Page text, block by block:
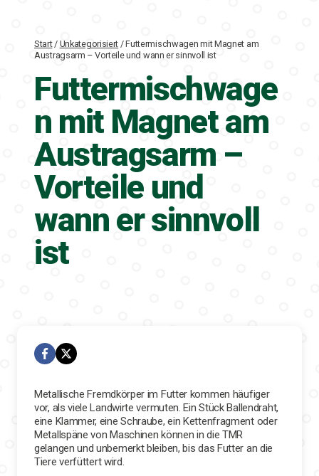
Start / Unkategorisiert /Futtermischwagen mit Magnet am
Austragsarm – Vorteile und wann er sinnvoll ist
Futtermischwage
n mit Magnet am
Austragsarm –
Vorteile und
wann er sinnvoll
ist
Metallische Fremdkörper im Futter kommen häufiger
vor, als viele Landwirte vermuten. Ein Stück Ballendraht,
eine Klammer, eine Schraube, ein Kettenfragment oder
Metallspäne von Maschinen können in die TMR
gelangen und unbemerkt bleiben, bis das Futter an die
Tiere verfüttert wird.